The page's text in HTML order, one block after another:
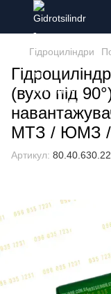
Гідроциліндри
(вухо під
МТЗ / ЮМЗ /
Артикул: